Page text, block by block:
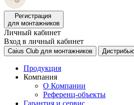
Регистрация
для монтажников
Личный кабинет
Вход в личный кабинет
Caius Club для монтажников
Продукция
Компания
О Компании
Референц-объекты
Гарантия и сервис